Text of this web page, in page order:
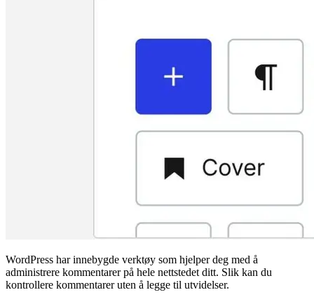
WordPress har innebygde verktøy som hjelper deg med å
administrere kommentarer på hele nettstedet ditt. Slik kan du
kontrollere kommentarer uten å legge til utvidelser.